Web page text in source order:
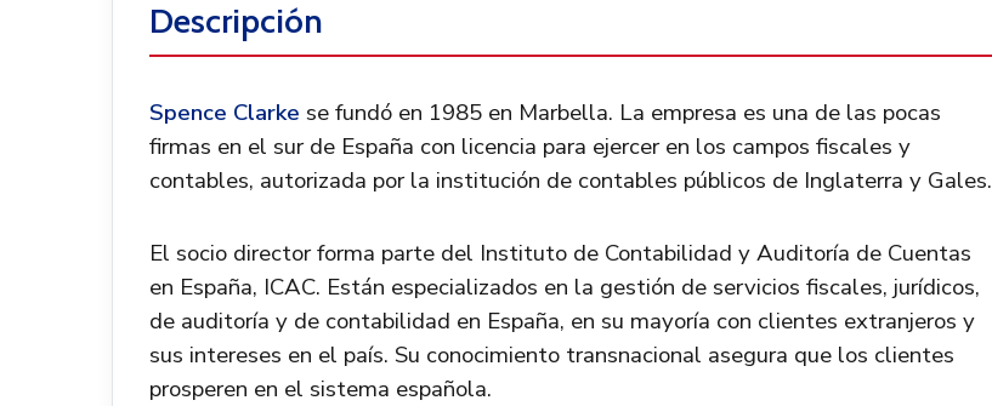
Descripción
Spence Clarke se fundó en 1985 en Marbella. La empresa es una de las pocas
firmas en el sur de España con licencia para ejercer en los campos fiscales y
contables, autorizada por la institución de contables públicos de Inglaterra y Gales.
El socio director forma parte del Instituto de Contabilidad y Auditoría de Cuentas
en España, ICAC. Están especializados en la gestión de servicios fiscales, jurídicos,
de auditoría y de contabilidad en España, en su mayoría con clientes extranjeros y
sus intereses en el país. Su conocimiento transnacional asegura que los clientes
prosperen en el sistema española.